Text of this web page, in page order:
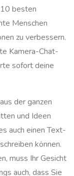
besten
Menschen
zu verbessern.
Kamera-Chat-
sofort deine
der ganzen
und Ideen
auch einen Text-
können.
muss Ihr Gesicht
auch, dass Sie